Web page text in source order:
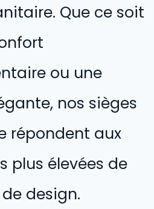
Que ce soit
ou une
nos sièges
répondent aux
plus élevées de
de design.